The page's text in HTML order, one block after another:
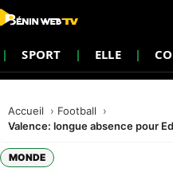
SPORT ELLE
Accueil
Football
Valence: longue absence pour
MONDE